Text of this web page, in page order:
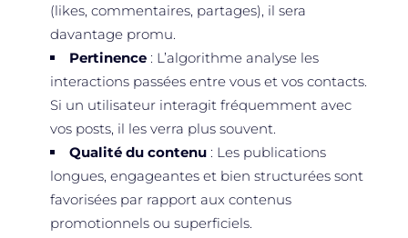
(likes, commentaires, partages), il sera
davantage promu.
Pertinence: L’algorithme analyse les
interactions passées entre vous et vos contacts.
Si un utilisateur interagit fréquemment avec
vos posts, il les verra plus souvent.
Qualité du contenu: Les publications
longues, engageantes et bien structurées sont
favorisées par rapport aux contenus
promotionnels ou superficiels.